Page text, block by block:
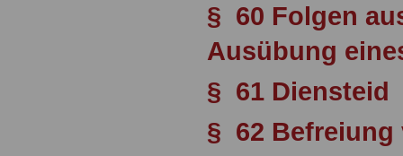
§ 60 Folgen
Ausübung
§ 61 Diensteid
§ 62